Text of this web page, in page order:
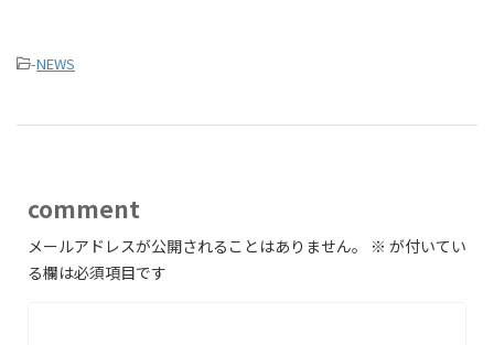
-NEWS
comment
メールアドレスが公開されることはありません。 ※ が付いてい
る欄は必須項目です